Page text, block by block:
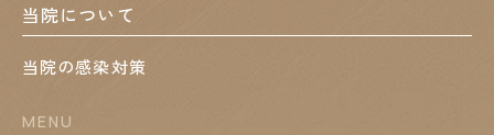
当院について
当院の感染対策
MENU